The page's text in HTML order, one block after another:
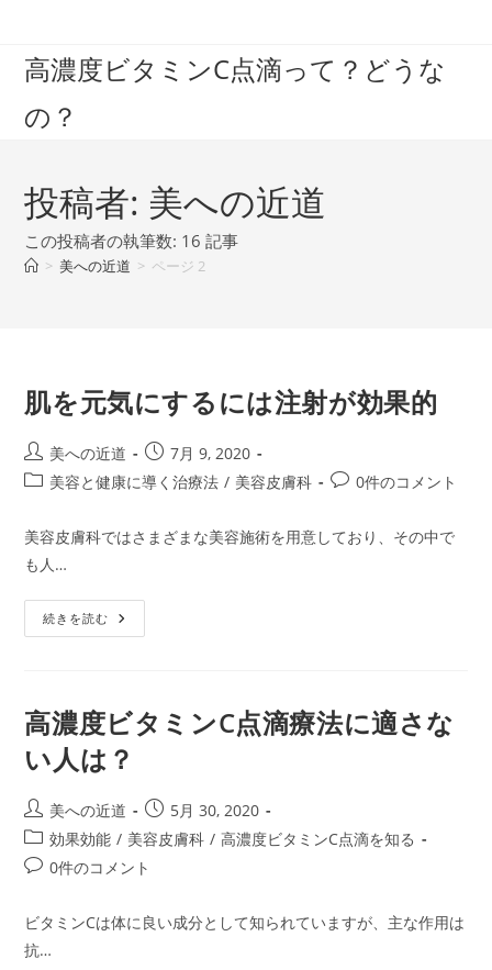
高濃度ビタミンC点滴って？どうな
の？
投稿者: 美への近道
この投稿者の執筆数: 16 記事
> 美への近道 > ページ 2
肌を元気にするには注射が効果的
投
稿
美への近道
投
稿
日:
7月 9, 2020
投
カ
テ
ゴ
リ
ー:
美容と健康に導く治療法 / 美容皮膚科
投
コ
メ
0件のコメント
美容皮膚科ではさまざまな美容施術を用意しており、その中で
も人…
続きを読む 肌
を
る
に
は
注
射
効
果
的
高濃度ビタミンC点滴療法に適さな
い人は？
投
稿
者:
美への近道
投
稿
5月 30, 2020
投
稿
ゴ
リ
効果効能 / 美容皮膚科 / 高濃度ビタミンC点滴を知る
投
コ
メ
ン
0件のコメント
ビタミンCは体に良い成分として知られていますが、主な作用は
抗…